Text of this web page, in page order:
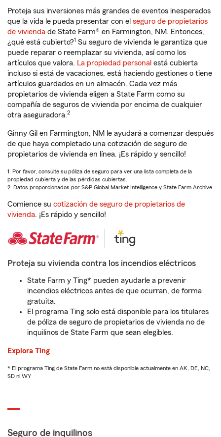
Proteja sus inversiones más grandes de eventos inesperados
que la vida le pueda presentar con el seguro de propietarios
de vivienda de State Farm® en Farmington, NM. Entonces,
¿qué está cubierto?1 Su seguro de vivienda le garantiza que
puede reparar o reemplazar su vivienda, así como los
artículos que valora. La propiedad personal está cubierta
incluso si está de vacaciones, está haciendo gestiones o tiene
artículos guardados en un almacén. Cada vez más
propietarios de vivienda eligen a State Farm como su
compañía de seguros de vivienda por encima de cualquier
otra aseguradora.2
Ginny Gil en Farmington, NM le ayudará a comenzar después
de que haya completado una cotización de seguro de
propietarios de vivienda en línea. ¡Es rápido y sencillo!
1. Por favor, consulte su póliza de seguro para ver una lista completa de la
propiedad cubierta y de las pérdidas cubiertas.
2. Datos proporcionados por S&P Global Market Intelligence y State Farm Archive.
Comience su cotización de seguro de propietarios de
vivienda. ¡Es rápido y sencillo!
Proteja su vivienda contra los incendios eléctricos
State Farm y Ting* pueden ayudarle a prevenir
incendios eléctricos antes de que ocurran, de forma
gratuita.
El programa Ting solo está disponible para los titulares
de póliza de seguro de propietarios de vivienda no de
inquilinos de State Farm que sean elegibles.
Explora Ting
* El programa Ting de State Farm no está disponible actualmente en AK, DE, NC,
SD ni WY
Seguro de inquilinos